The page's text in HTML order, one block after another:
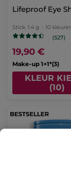
Lifeproof Eye
Stick 1.4 g - 10
(527)
19,90 €
Make-up 1+1*(3)
KLEUR
(10)